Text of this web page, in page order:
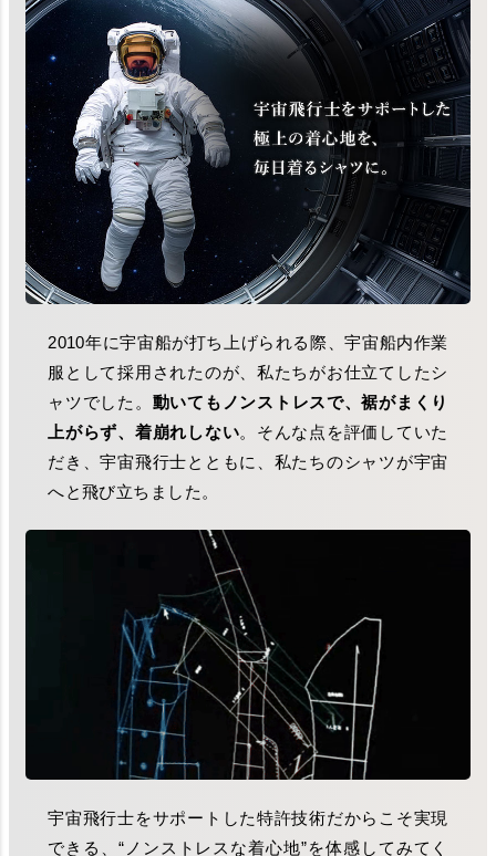
2010年に宇宙船が打ち上げられる際、宇宙船内作業
服として採用されたのが、私たちがお仕立てしたシ
ャツでした。 動いてもノンストレスで、裾がまくり
上がらず、着崩れしない。そんな点を評価していた
だき、宇宙飛行士とともに、私たちのシャツが宇宙
へと飛び立ちました。
宇宙飛行士をサポートした特許技術だからこそ実現
できる、“ノンストレスな着心地”を体感してみてく